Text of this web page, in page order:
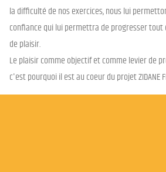
la difficulté de nos exercices, nous lui
confiance qui lui permettra de progresser tout
de plaisir.
Le plaisir comme objectif et comme levier de
c'est pourquoi il est au coeur du projet ZIDANE